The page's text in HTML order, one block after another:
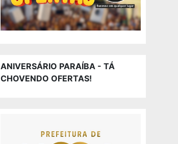
ANIVERSÁRIO PARAÍBA - TÁ
CHOVENDO OFERTAS!